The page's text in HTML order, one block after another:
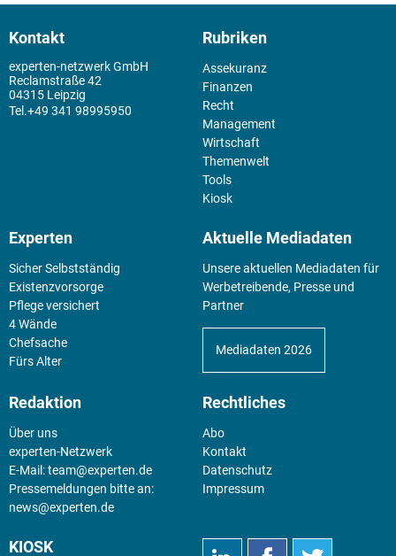
Kontakt
experten-netzwerk GmbH
Reclamstraße 42
04315 Leipzig
+49 341 98995950
Rubriken
Assekuranz
Finanzen
Recht
Management
Wirtschaft
Themenwelt
Tools
Kiosk
Experten
Sicher Selbstständig
Existenz­vorsorge
Pflege versichert
4 Wände
Chefsache
Fürs Alter
Aktuelle Mediadaten
Unsere aktuellen Mediadaten für
Werbetreibende, Presse und
Partner
Mediadaten 2026
Redaktion
Über uns
experten-Netzwerk
E-Mail:team@experten.de
Pressemeldungen bitte an:
news@experten.de
Rechtliches
Abo
Kontakt
Datenschutz
Impressum
KIOSK